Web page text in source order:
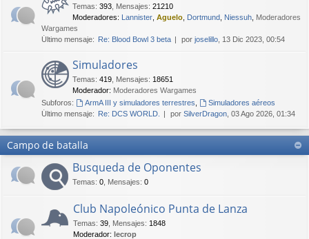
Temas: 393 Mensajes: 21210
Moderadores: Lannister Aguelo Dortmund Niessuh Moderadores
Wargames
Último mensaje: Re: Blood Bowl 3 beta por joselillo , 13 Dic 2023, 00:54
Simuladores
Temas: 419 Mensajes: 18651
Moderador: Moderadores Wargames
Subforos:
ArmA III y simuladores terrestres
Simuladores aéreos
Último mensaje: Re: DCS WORLD. por SilverDragon , 03 Ago 2026, 01:34
Campo de batalla
Busqueda de Oponentes
Temas: 0 Mensajes: 0
Club Napoleónico Punta de Lanza
Temas: 39 Mensajes: 1848
Moderador: lecrop